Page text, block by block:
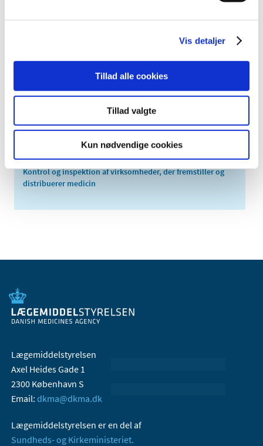
Vis detaljer
Tillad alle cookies
Tillad valgte
Kun nødvendige cookies
februar (1)
2017 (19)
Kontrol og inspektion af virksomheder, der fremstiller og
distribuerer medicin
Lægemiddelstyrelsen
Axel Heides Gade 1
2300 København S
Email: dkma@dkma.dk
Lægemiddelstyrelsen er en del af
Sundheds- og Kirkeministeriet.